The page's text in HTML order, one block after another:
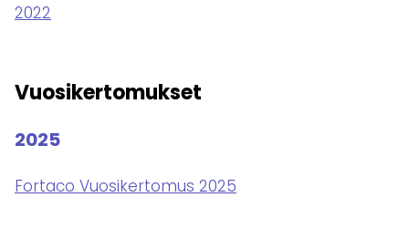
2022
Vuosikertomukset
2025
Fortaco Vuosikertomus 2025